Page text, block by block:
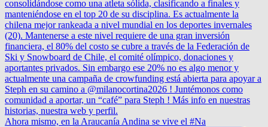
Ahora mismo, en la Araucanía Andina se vive el #Na